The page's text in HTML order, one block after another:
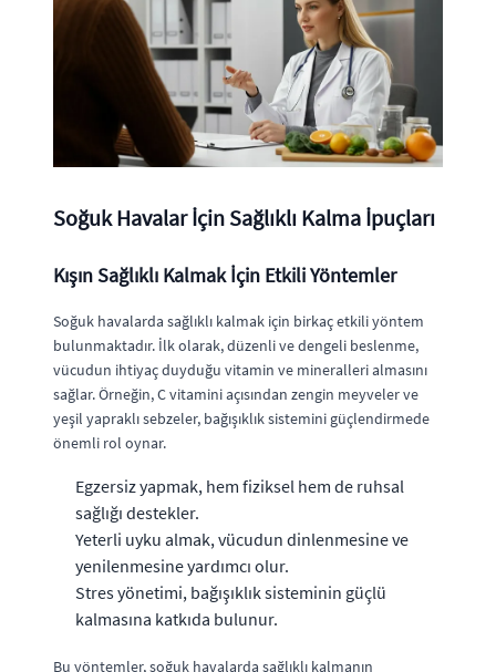
Soğuk Havalar İçin Sağlıklı Kalma İpuçları
Kışın Sağlıklı Kalmak İçin Etkili Yöntemler
Soğuk havalarda sağlıklı kalmak için birkaç etkili yöntem
bulunmaktadır. İlk olarak, düzenli ve dengeli beslenme,
vücudun ihtiyaç duyduğu vitamin ve mineralleri almasını
sağlar. Örneğin, C vitamini açısından zengin meyveler ve
yeşil yapraklı sebzeler, bağışıklık sistemini güçlendirmede
önemli rol oynar.
Egzersiz yapmak, hem fiziksel hem de ruhsal
sağlığı destekler.
Yeterli uyku almak, vücudun dinlenmesine ve
yenilenmesine yardımcı olur.
Stres yönetimi, bağışıklık sisteminin güçlü
kalmasına katkıda bulunur.
Bu yöntemler, soğuk havalarda sağlıklı kalmanın